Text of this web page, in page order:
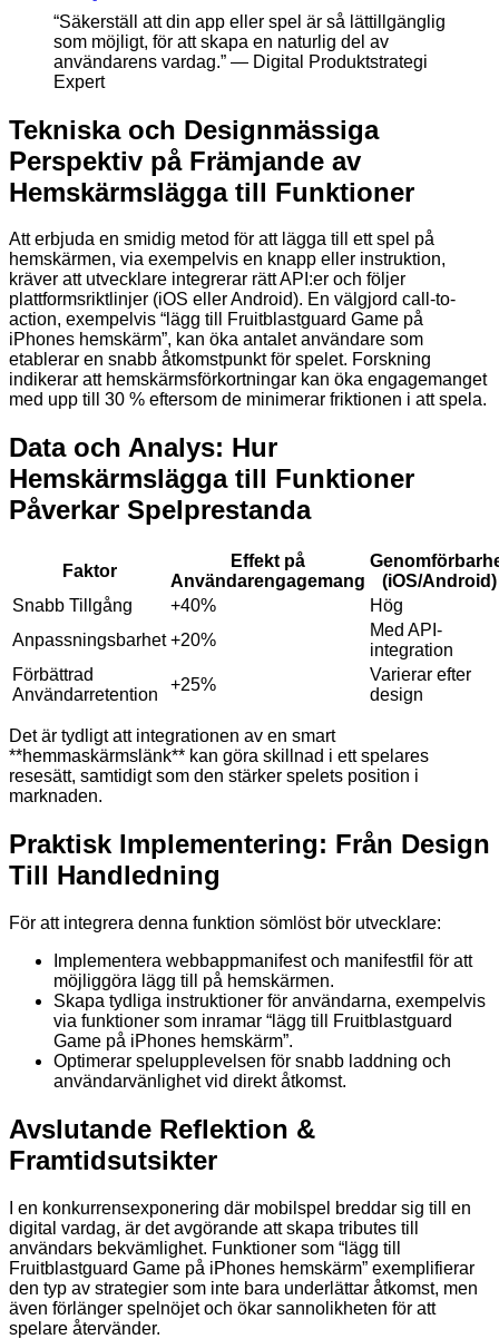
“Säkerställ att din app eller spel är så lättillgänglig
som möjligt, för att skapa en naturlig del av
användarens vardag.” — Digital Produktstrategi
Expert
Tekniska och Designmässiga
Perspektiv på Främjande av
Hemskärmslägga till Funktioner
Att erbjuda en smidig metod för att lägga till ett spel på
hemskärmen, via exempelvis en knapp eller instruktion,
kräver att utvecklare integrerar rätt API:er och följer
plattformsriktlinjer (iOS eller Android). En välgjord call-to-
action, exempelvis “lägg till Fruitblastguard Game på
iPhones hemskärm”, kan öka antalet användare som
etablerar en snabb åtkomstpunkt för spelet. Forskning
indikerar att hemskärmsförkortningar kan öka engagemanget
med upp till 30 % eftersom de minimerar friktionen i att spela.
Data och Analys: Hur
Hemskärmslägga till Funktioner
Påverkar Spelprestanda
Faktor
Effekt på
Användarengagemang
(iOS/Android)
Snabb Tillgång
+40%
Hög
Anpassningsbarhet +20%
Med API-
integration
Förbättrad
Användarretention
+25%
Varierar efter
design
Det är tydligt att integrationen av en smart
**hemmaskärmslänk** kan göra skillnad i ett spelares
resesätt, samtidigt som den stärker spelets position i
marknaden.
Praktisk Implementering: Från Design
Till Handledning
För att integrera denna funktion sömlöst bör utvecklare:
Implementera webbappmanifest och manifestfil för att
möjliggöra lägg till på hemskärmen.
Skapa tydliga instruktioner för användarna, exempelvis
via funktioner som inramar “lägg till Fruitblastguard
Game på iPhones hemskärm”.
Optimerar spelupplevelsen för snabb laddning och
användarvänlighet vid direkt åtkomst.
Avslutande Reflektion &
Framtidsutsikter
I en konkurrensexponering där mobilspel breddar sig till en
digital vardag, är det avgörande att skapa tributes till
användars bekvämlighet. Funktioner som “lägg till
Fruitblastguard Game på iPhones hemskärm” exemplifierar
den typ av strategier som inte bara underlättar åtkomst, men
även förlänger spelnöjet och ökar sannolikheten för att
spelare återvänder.